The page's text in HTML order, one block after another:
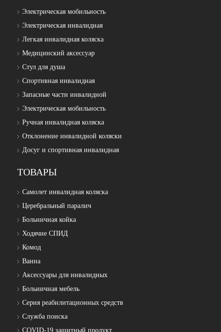
Электрическая мобильность
Электрическая инвалидная
Легкая инвалидная коляска
Медицинский аксессуар
Стул для душа
Спортивная инвалидная
Запасные части инвалидной
Электрическая мобильность
Ручная инвалидная коляска
Отклонение инвалидной коляски
Досуг и спортивная инвалидная
ТОВАРЫ
Самолет инвалидная коляска
Церебральный паралич
Больничная койка
Ходячие СПИД
Комод
Ванна
Аксессуары для инвалидных
Больничная мебель
Серия реабилитационных средств
Служба поиска
COVID-19 защитный продукт